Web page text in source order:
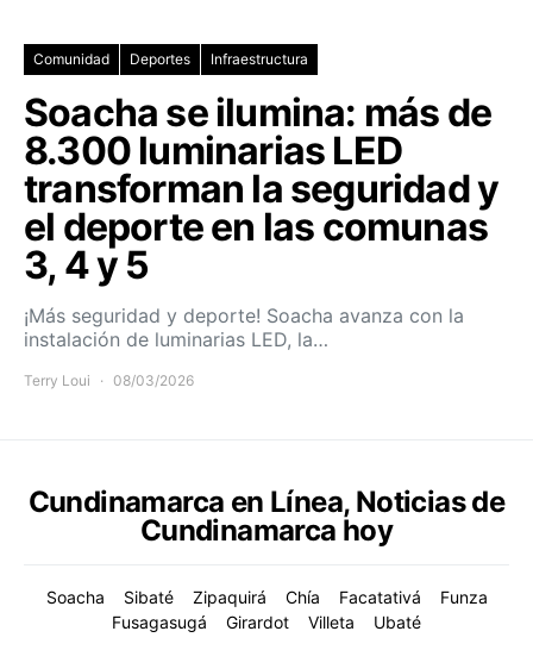
Comunidad Deportes Infraestructura
Soacha se ilumina: más de
8.300 luminarias LED
transforman la seguridad y
el deporte en las comunas
3, 4 y 5
¡Más seguridad y deporte! Soacha avanza con la
instalación de luminarias LED, la…
Terry Loui 08/03/2026
Cundinamarca en Línea, Noticias de
Cundinamarca hoy
Soacha Sibaté Zipaquirá Chía Facatativá
Funza
Fusagasugá
Girardot Villeta Ubaté